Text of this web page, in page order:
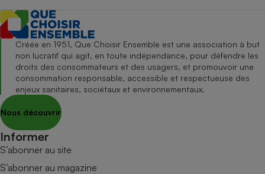
Créée en 1951, Que Choisir Ensemble est une association à but
non lucratif qui agit, en toute indépendance, pour défendre les
droits des consommateurs et des usagers, et promouvoir une
consommation responsable, accessible et respectueuse des
enjeux sanitaires, sociétaux et environnementaux.
Nous découvrir
Informer
S’abonner au site
S’abonner au magazine